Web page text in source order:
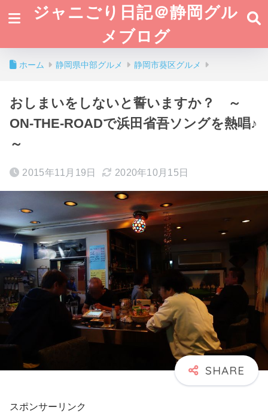
ジャニごり日記＠静岡グル
メブログ
ホーム 静岡県中部グルメ 静岡市葵区グルメ
おしまいをしないと誓いますか？ ～
ON-THE-ROADで浜田省吾ソングを熱唱♪
～
2015年11月19日 2020年10月15日
スポンサーリンク